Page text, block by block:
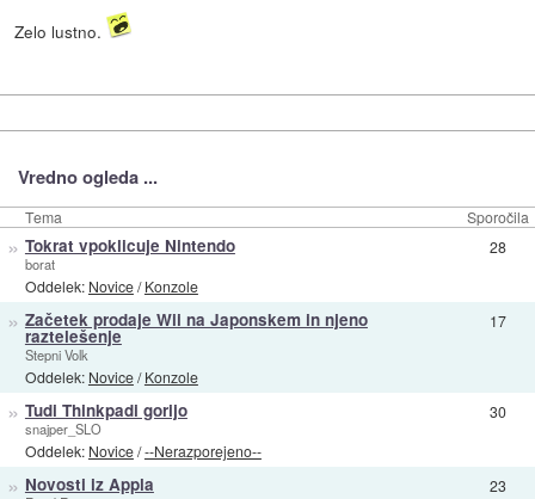
Zelo lustno.
Vredno ogleda ...
Tema Sporočila
» Tokrat vpoklicuje Nintendo
borat
Oddelek: Novice/Konzole
28
» Začetek prodaje Wii na Japonskem in njeno
raztelešenje
Stepni Volk
Oddelek: Novice/Konzole
17
» Tudi Thinkpadi gorijo
snajper_SLO
Oddelek: Novice/--Nerazporejeno--
30
» Novosti iz Appla 23